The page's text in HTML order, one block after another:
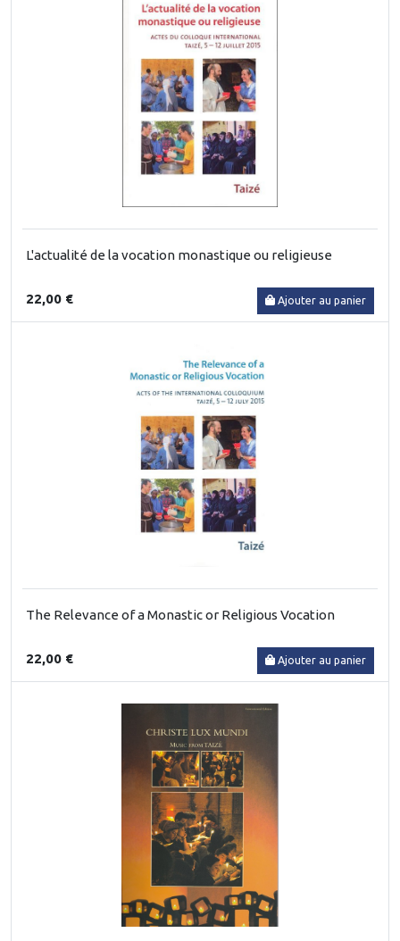
L'actualité de la vocation monastique ou religieuse
22,00 € Ajouter au panier
The Relevance of a Monastic or Religious Vocation
22,00 € Ajouter au panier